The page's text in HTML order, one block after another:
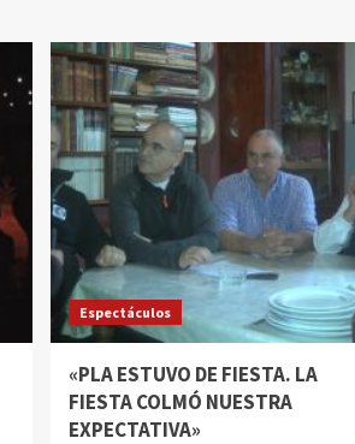
Espectáculos
«PLA ESTUVO DE FIESTA. LA
FIESTA COLMÓ NUESTRA
EXPECTATIVA»